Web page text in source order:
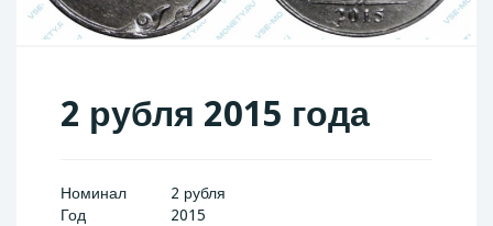
2 рубля 2015 года
Номинал
2 рубля
Год
2015